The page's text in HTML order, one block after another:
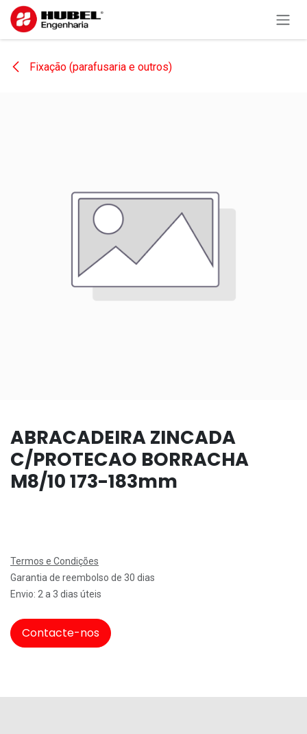
Pular para o conteúdo
Fixação (parafusaria e outros)
ABRACADEIRA ZINCADA
C/PROTECAO BORRACHA
M8/10 173-183mm
Termos e Condições
Garantia de reembolso de 30 dias
Envio: 2 a 3 dias úteis
Contacte-nos